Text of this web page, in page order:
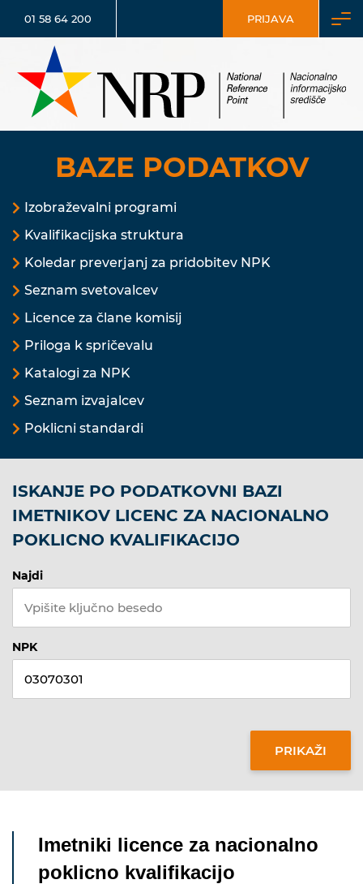
01 58 64 200 PRIJAVA
BAZE PODATKOV
Izobraževalni programi
Kvalifikacijska struktura
Koledar preverjanj za pridobitev NPK
Seznam svetovalcev
Licence za člane komisij
Priloga k spričevalu
Katalogi za NPK
Seznam izvajalcev
Poklicni standardi
ISKANJE PO PODATKOVNI BAZI
IMETNIKOV LICENC ZA NACIONALNO
POKLICNO KVALIFIKACIJO
Najdi
NPK
Imetniki licence za nacionalno
poklicno kvalifikacijo